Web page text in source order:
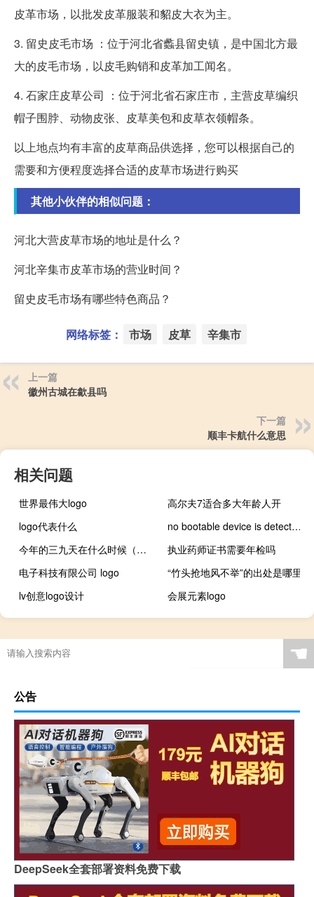
皮革市场，以批发皮革服装和貂皮大衣为主。
3. 留史皮毛市场 ：位于河北省蠡县留史镇，是中国北方最
大的皮毛市场，以皮毛购销和皮革加工闻名。
4. 石家庄皮草公司 ：位于河北省石家庄市，主营皮草编织
帽子围脖、动物皮张、皮草美包和皮草衣领帽条。
以上地点均有丰富的皮草商品供选择，您可以根据自己的
需要和方便程度选择合适的皮草市场进行购买
其他小伙伴的相似问题：
河北大营皮草市场的地址是什么？
河北辛集市皮革市场的营业时间？
留史皮毛市场有哪些特色商品？
网络标签： 市场 皮草 辛集市
上一篇
徽州古城在歙县吗
下一篇
顺丰卡航什么意思
相关问题
世界最伟大logo
高尔夫7适合多大年龄人开
logo代表什么
no bootable device is detected怎么解决（no bootable device）
今年的三九天在什么时候（今年三九天是什么时候）
执业药师证书需要年检吗
电子科技有限公司 logo
“竹头抢地风不举”的出处是哪里
lv创意logo设计
会展元素logo
☚
公告
DeepSeek全套部署资料免费下载